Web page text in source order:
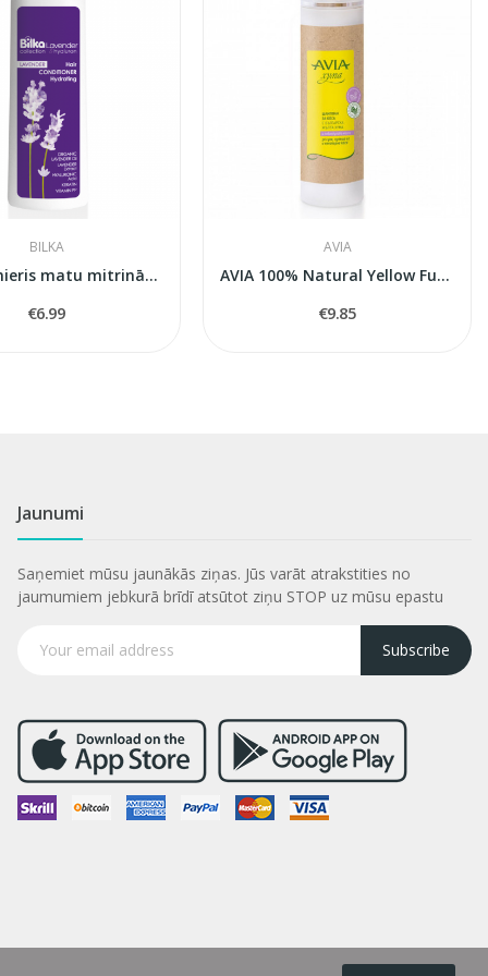
BILKA
Kondicionieris matu mitrināšanai un...
€6.99
AVIA
AVIA 100% Natural Yellow Fuller's Earth &...
€9.85
Jaunumi
Saņemiet mūsu jaunākās ziņas. Jūs varāt atrakstities no
jaumumiem jebkurā brīdī atsūtot ziņu STOP uz mūsu epastu
Subscribe